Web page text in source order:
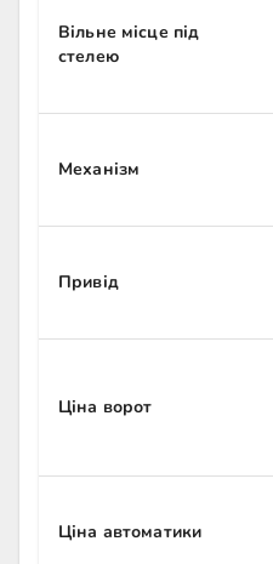
Вільне місце під
стелею
Механізм
Привід
Ціна ворот
Ціна автоматики